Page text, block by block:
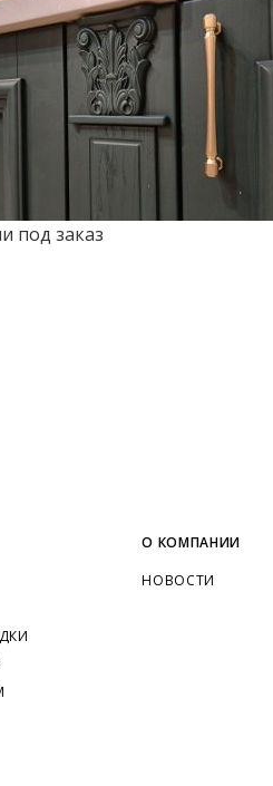
под заказ
О КОМПАНИИ
НОВОСТИ